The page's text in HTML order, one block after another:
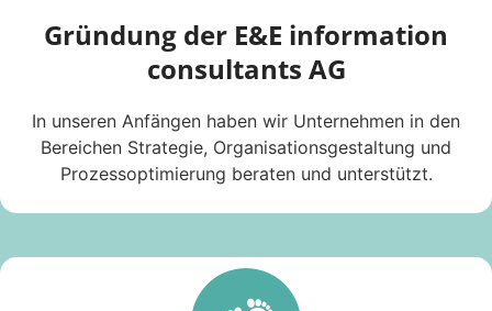
Gründung der E&E information
consultants AG
In unseren Anfängen haben wir Unternehmen in den
Bereichen Strategie, Organisationsgestaltung und
Prozessoptimierung beraten und unterstützt.